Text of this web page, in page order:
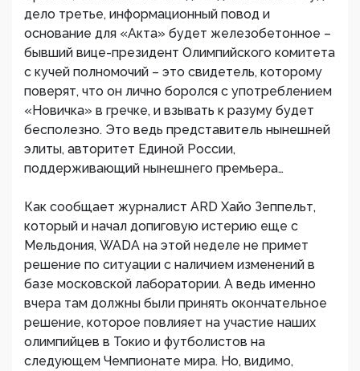
дело третье, информационный повод и
основание для «Акта» будет железобетонное –
бывший вице-президент Олимпийского комитета
с кучей полномочий – это свидетель, которому
поверят, что он лично боролся с употреблением
«Новичка» в гречке, и взывать к разуму будет
бесполезно. Это ведь представитель нынешней
элиты, авторитет Единой России,
поддерживающий нынешнего премьера…
Как сообщает журналист ARD Хайо Зеппельт,
который и начал допиговую истерию еще с
Мельдония, WADA на этой неделе не примет
решение по ситуации с наличием изменений в
базе московской лаборатории. А ведь именно
вчера там должны были принять окончательное
решение, которое повлияет на участие наших
олимпийцев в Токио и футболистов на
следующем Чемпионате мира. Но, видимо,